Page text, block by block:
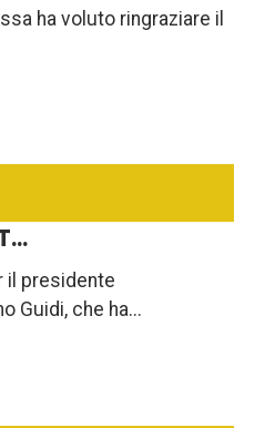
ha voluto ringraziare il
il presidente
Guidi, che ha...